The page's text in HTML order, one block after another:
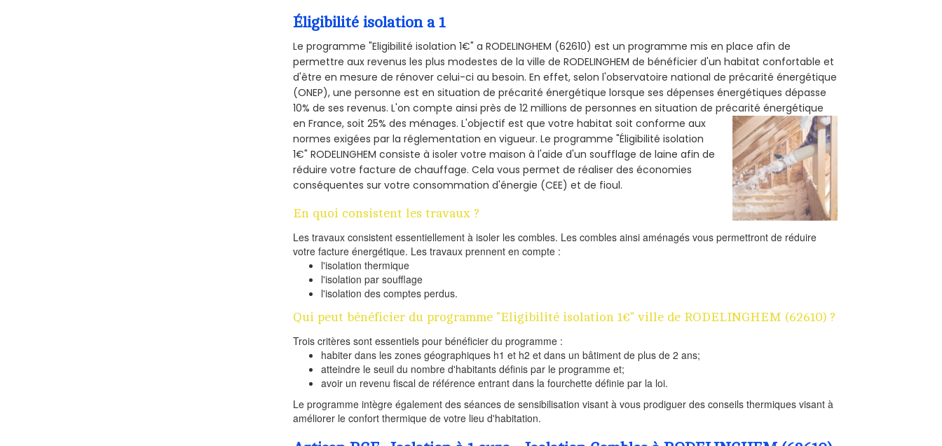
Éligibilité isolation a 1
Le programme "Eligibilité isolation 1€" a RODELINGHEM (62610) est un programme mis en place afin de
permettre aux revenus les plus modestes de la ville de RODELINGHEM de bénéficier d'un habitat confortable et
d'être en mesure de rénover celui-ci au besoin. En effet, selon l'observatoire national de précarité énergétique
(ONEP), une personne est en situation de précarité énergétique lorsque ses dépenses énergétiques dépasse
10% de ses revenus. L'on compte ainsi près de 12 millions de personnes en situation de précarité énergétique
en France, soit 25% des ménages.L'objectif est que votre habitat soit conforme aux
normes exigées par la réglementation en vigueur. Le programme "Éligibilité isolation
1€" RODELINGHEM consiste à isoler votre maison à l'aide d'un soufflage de laine afin de
réduire votre facture de chauffage. Cela vous permet de réaliser des économies
conséquentes sur votre consommation d'énergie (CEE) et de fioul.
En quoi consistent les travaux ?
Les travaux consistent essentiellement à isoler les combles. Les combles ainsi aménagés vous permettront de réduire
votre facture énergétique. Les travaux prennent en compte :
l'isolation thermique
l'isolation par soufflage
l'isolation des comptes perdus.
Qui peut bénéficier du programme "Eligibilité isolation 1€" ville de RODELINGHEM (62610) ?
Trois critères sont essentiels pour bénéficier du programme :
habiter dans les zones géographiques h1 et h2 et dans un bâtiment de plus de 2 ans;
atteindre le seuil du nombre d'habitants définis par le programme et;
avoir un revenu fiscal de référence entrant dans la fourchette définie par la loi.
Le programme intègre également des séances de sensibilisation visant à vous prodiguer des conseils thermiques visant à
améliorer le confort thermique de votre lieu d'habitation.